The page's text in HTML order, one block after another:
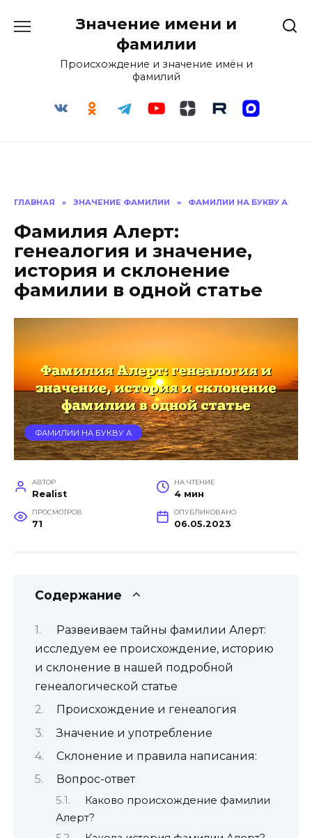
Значение имени и
фамилии
Происхождение и значение имён и
фамилий
ГЛАВНАЯ » ЗНАЧЕНИЕ ФАМИЛИИ » ФАМИЛИИ НА БУКВУ А
Фамилия Алерт:
генеалогия и значение,
история и склонение
фамилии в одной статье
ФАМИЛИИ НА БУКВУ А
АВТОР
Realist
НА ЧТЕНИЕ
4 мин
ПРОСМОТРОВ
71
ОПУБЛИКОВАНО
06.05.2023
Содержание
Развеиваем тайны фамилии Алерт:
исследуем ее происхождение, историю
и склонение в нашей подробной
генеалогической статье
Происхождение и генеалогия
Значение и употребление
Склонение и правила написания:
Вопрос-ответ
Каково происхождение фамилии
Алерт?